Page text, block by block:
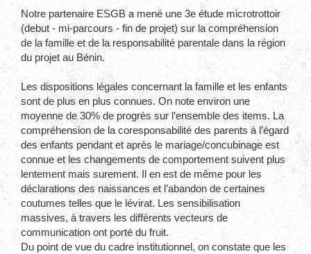
Notre partenaire ESGB a mené une 3e étude microtrottoir
(debut - mi-parcours - fin de projet) sur la compréhension
de la famille et de la responsabilité parentale dans la région
du projet au Bénin.
Les dispositions légales concernant la famille et les enfants
sont de plus en plus connues. On note environ une
moyenne de 30% de progrès sur l’ensemble des items. La
compréhension de la coresponsabilité des parents à l’égard
des enfants pendant et après le mariage/concubinage est
connue et les changements de comportement suivent plus
lentement mais surement. Il en est de même pour les
déclarations des naissances et l’abandon de certaines
coutumes telles que le lévirat. Les sensibilisation
massives, à travers les différents vecteurs de
communication ont porté du fruit.
Du point de vue du cadre institutionnel, on constate que les